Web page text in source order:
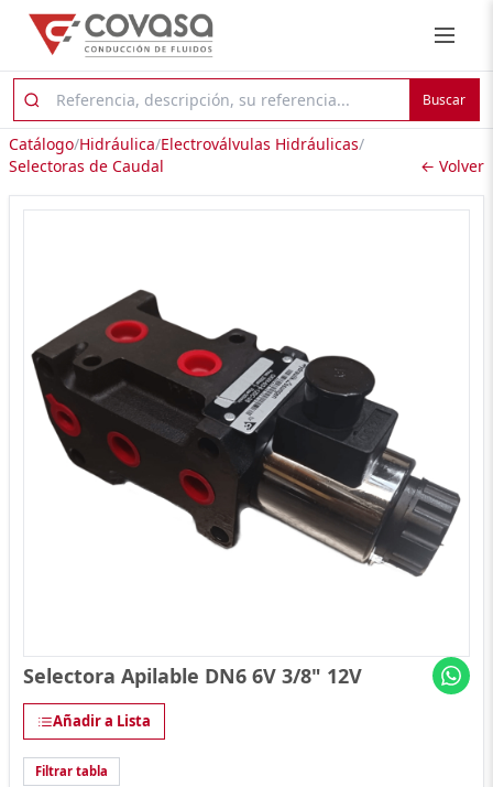
Buscar
Catálogo/Hidráulica/Electroválvulas Hidráulicas/
Selectoras de Caudal
← Volver
Selectora Apilable DN6 6V 3/8" 12V
Añadir a Lista
Filtrar tabla